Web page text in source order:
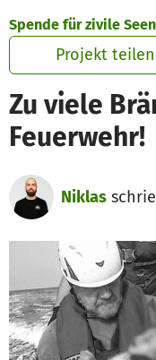
Spende für zivile
Projekt teilen
Zu viele
Feuerwehr!
Niklas